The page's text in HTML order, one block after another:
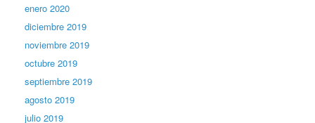
enero 2020
diciembre 2019
noviembre 2019
octubre 2019
septiembre 2019
agosto 2019
julio 2019